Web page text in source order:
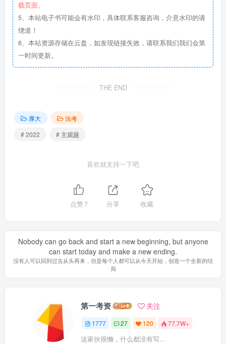
载页面。
5、本站电子书可能会有水印，具体联系客服咨询，介意水印的请
绕道！
6、本站资源存储在云盘，如发现链接失效，请联系我们我们会第
一时间更新。
THE END
厚大
法考
# 2022
# 主观题
喜欢就支持一下吧
点赞7 分享 收藏
Nobody can go back and start a new beginning, but anyone
can start today and make a new ending.
没有人可以回到过去从头再来，但是每个人都可以从今天开始，创造一个全新的结
局
第一考资 关注
1777 27 120 77.7W+
这家伙很懒，什么都没有写...